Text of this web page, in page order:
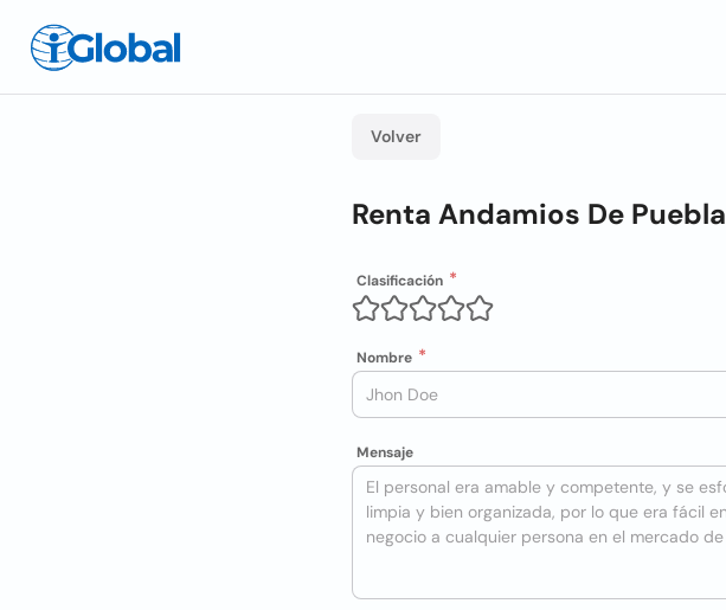
Volver
Renta Andamios De Puebla
Clasificación
Nombre
Mensaje